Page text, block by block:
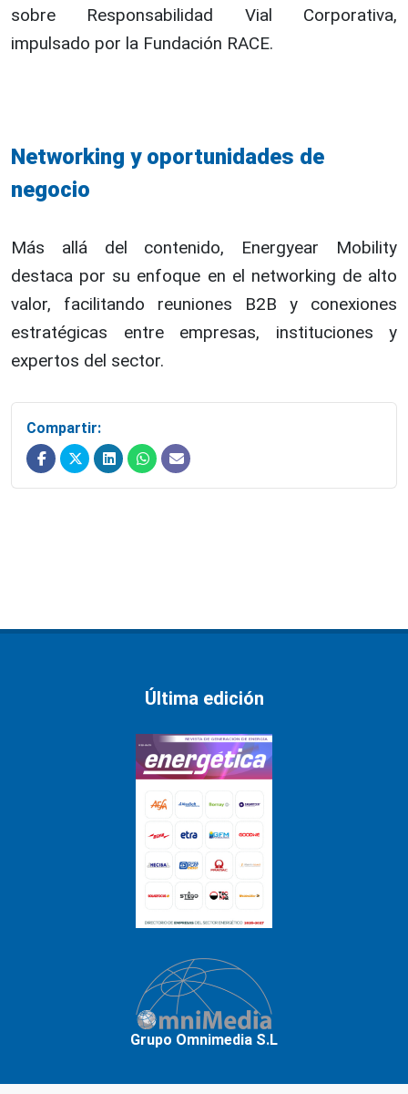
sobre Responsabilidad Vial Corporativa,
impulsado por la Fundación RACE.
Networking y oportunidades de
negocio
Más allá del contenido, Energyear Mobility
destaca por su enfoque en el networking de alto
valor, facilitando reuniones B2B y conexiones
estratégicas entre empresas, instituciones y
expertos del sector.
Compartir:
Última edición
Grupo Omnimedia S.L